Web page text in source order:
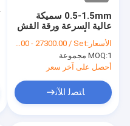
0.5-1.5mm سميكة
عالية السرعة ورقة القش
ماكينة أوتوماتيكية
الأسعار:FOB US $27200.00 - 27300.00 / Set
MOQ:1 مجموعة
أحصل على آخر سعر
ﺎﺘﺼﻟ ﺍﻶﻧ